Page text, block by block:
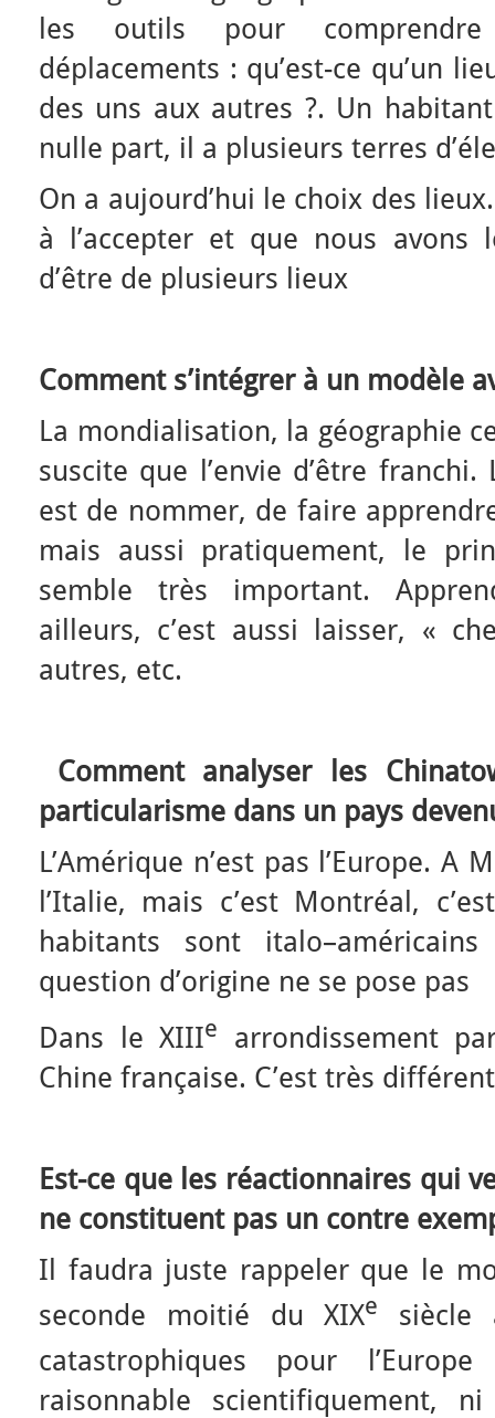
les outils pour
déplacements : qu’est-ce qu’un
des uns aux autres ?. Un
nulle part, il a plusieurs terres
On a aujourd’hui le choix des
à l’accepter et que nous
d’être de plusieurs lieux
Comment s’intégrer à un modèle
La mondialisation, la géographie
suscite que l’envie d’être
est de nommer, de faire
mais aussi pratiquement, le
semble très important.
ailleurs, c’est aussi laisser, «
autres, etc.
Comment analyser les
particularisme dans un pays
L’Amérique n’est pas l’Europe. A
l’Italie, mais c’est Montréal,
habitants sont
question d’origine ne se pose pas
Dans le XIIIe
arrondissement
Chine française. C’est très
Est-ce que les réactionnaires qui
ne constituent pas un contre
Il faudra juste rappeler que le
seconde moitié du XIXe
siècle
catastrophiques pour
raisonnable scientifiquement,